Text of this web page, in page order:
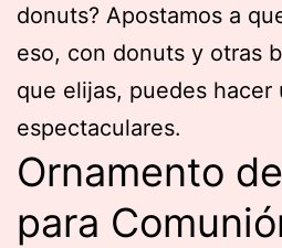
donuts? Apostamos a
eso, con donuts y otras
que elijas, puedes hacer
espectaculares.
Ornamento
para